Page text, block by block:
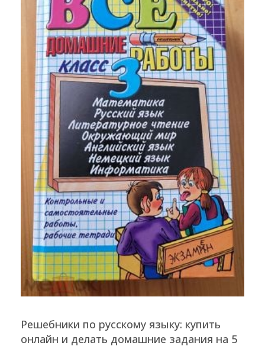
Решебники по русскому языку: купить
онлайн и делать домашние задания на 5